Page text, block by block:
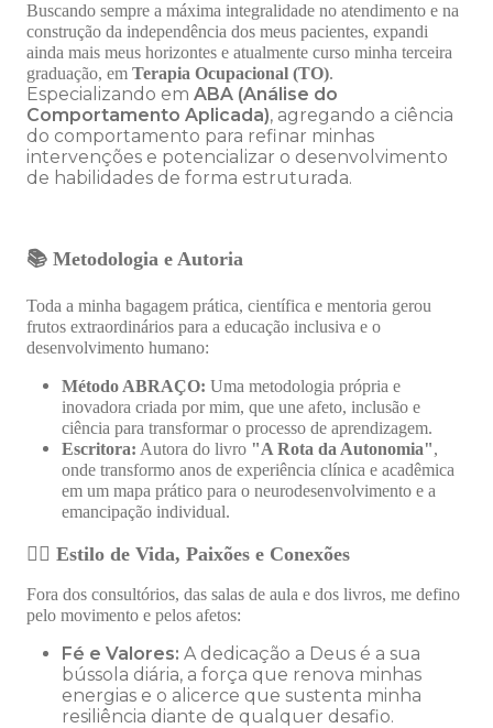
Buscando sempre a máxima integralidade no atendimento e na
construção da independência dos meus pacientes, expandi
ainda mais meus horizontes e atualmente curso minha terceira
graduação, em Terapia Ocupacional (TO).
Especializando em ABA (Análise do
Comportamento Aplicada), agregando a ciência
do comportamento para refinar minhas
intervenções e potencializar o desenvolvimento
de habilidades de forma estruturada.
📚 Metodologia e Autoria
Toda a minha bagagem prática, científica e mentoria gerou
frutos extraordinários para a educação inclusiva e o
desenvolvimento humano:
Método ABRAÇO: Uma metodologia própria e
inovadora criada por mim, que une afeto, inclusão e
ciência para transformar o processo de aprendizagem.
Escritora: Autora do livro "A Rota da Autonomia",
onde transformo anos de experiência clínica e acadêmica
em um mapa prático para o neurodesenvolvimento e a
emancipação individual.
🏃‍♀️ Estilo de Vida, Paixões e Conexões
Fora dos consultórios, das salas de aula e dos livros, me defino
pelo movimento e pelos afetos:
Fé e Valores: A dedicação a Deus é a sua
bússola diária, a força que renova minhas
energias e o alicerce que sustenta minha
resiliência diante de qualquer desafio.